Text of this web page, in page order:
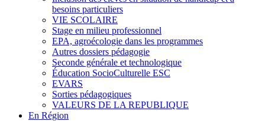
besoins particuliers
VIE SCOLAIRE
Stage en milieu professionnel
EPA, agroécologie dans les programmes
Autres dossiers pédagogie
Seconde générale et technologique
Éducation SocioCulturelle ESC
EVARS
Sorties pédagogiques
VALEURS DE LA REPUBLIQUE
En Région